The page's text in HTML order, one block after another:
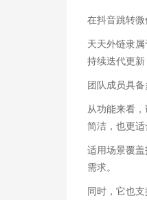
在抖音跳转微
天天外链隶
持续迭代更新
团队成员具
从功能来看
简洁，也更适
适用场景覆
需求。
同时，它也